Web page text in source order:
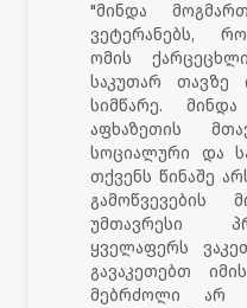
"მინდა
ვეტერანებს,
ომის
საკუთარ თავზე
სიმწარე.
აფხაზეთის
სოციალური და
თქვენს წინაშე
გამოწვევების
უმთავრესი
ყველაფერს
გავაკეთებთ
მებრძოლი არ